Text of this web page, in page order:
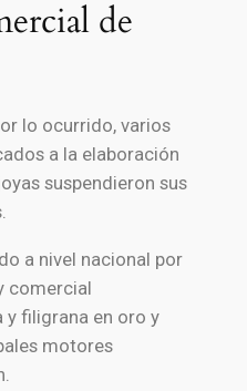
de
lo ocurrido, varios
a la elaboración
suspendieron sus
a nivel nacional por
comercial
y filigrana en oro y
motores